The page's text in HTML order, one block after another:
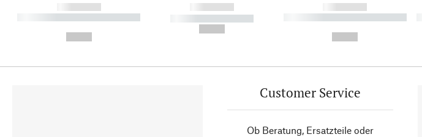
------------
----------- ----------- ----------
------------
----------- -----------
------------
----------- ----------- ----------
Customer Service
Ob Beratung, Ersatzteile oder